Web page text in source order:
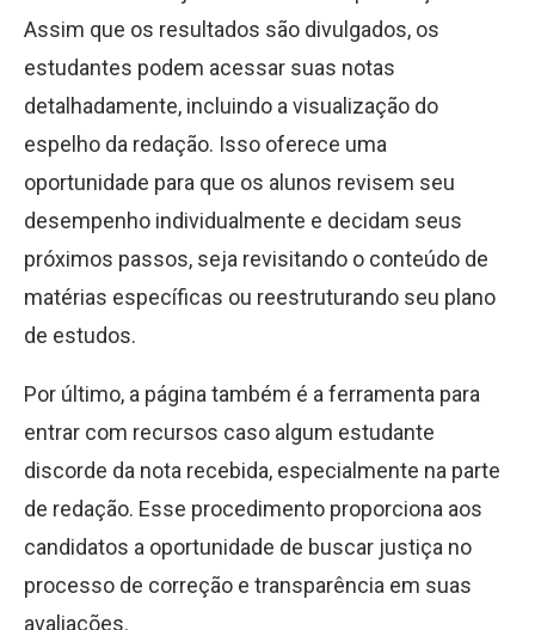
Assim que os resultados são divulgados, os
estudantes podem acessar suas notas
detalhadamente, incluindo a visualização do
espelho da redação. Isso oferece uma
oportunidade para que os alunos revisem seu
desempenho individualmente e decidam seus
próximos passos, seja revisitando o conteúdo de
matérias específicas ou reestruturando seu plano
de estudos.
Por último, a página também é a ferramenta para
entrar com recursos caso algum estudante
discorde da nota recebida, especialmente na parte
de redação. Esse procedimento proporciona aos
candidatos a oportunidade de buscar justiça no
processo de correção e transparência em suas
avaliações.